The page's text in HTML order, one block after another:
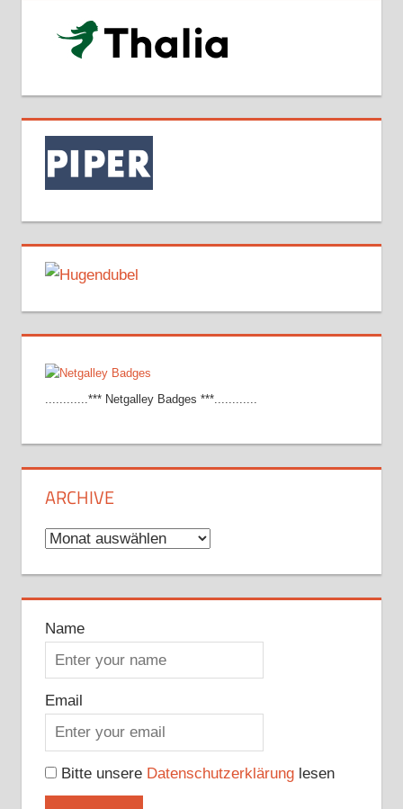
............*** Netgalley Badges ***............
ARCHIVE
Archive
Name
Email
Bitte unsere Datenschutzerklärunglesen